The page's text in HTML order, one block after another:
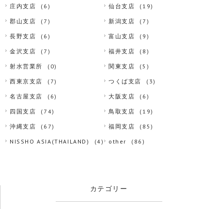
庄内支店 (6) 仙台支店 (19)
郡山支店 (7) 新潟支店 (7)
長野支店 (6) 富山支店 (9)
金沢支店 (7) 福井支店 (8)
射水営業所 (0) 関東支店 (5)
西東京支店 (7) つくば支店 (3)
名古屋支店 (6) 大阪支店 (6)
四国支店 (74) 鳥取支店 (19)
沖縄支店 (67) 福岡支店 (85)
NISSHO ASIA(THAILAND) (4) other (86)
カテゴリー